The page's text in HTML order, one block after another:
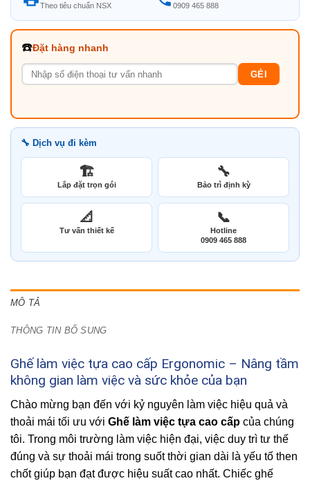
Theo tiêu chuẩn NSX 0909 465 888
☎️Đặt hàng nhanh
GẺI
🔧 Dịch vụ đi kèm
🏗️
Lắp đặt trọn gói
🔧
Bảo trì định kỳ
📐
Tư vấn thiết kế
📞
Hotline
0909 465 888
MÔ TẢ
THÔNG TIN BỔ SUNG
Ghế làm việc tựa cao cấp Ergonomic – Nâng tầm
không gian làm việc và sức khỏe của bạn
Chào mừng bạn đến với kỷ nguyên làm việc hiệu quả và
thoải mái tối ưu với Ghế làm việc tựa cao cấp của chúng
tôi. Trong môi trường làm việc hiện đại, việc duy trì tư thế
đúng và sự thoải mái trong suốt thời gian dài là yếu tố then
chốt giúp bạn đạt được hiệu suất cao nhất. Chiếc ghế